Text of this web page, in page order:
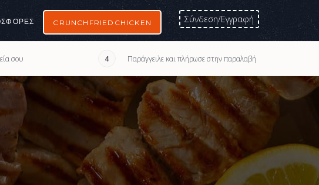
Σύνδεση/Εγγραφή
CRUNCHFRIEDCHICKEN
σου 4 Παράγγειλε και πλήρωσε στην παραλαβή